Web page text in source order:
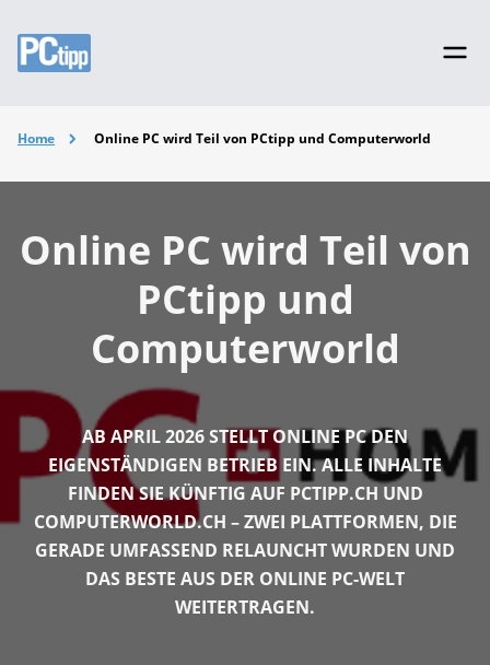
Home Online PC wird Teil von PCtipp und Computerworld
Online PC wird Teil von
PCtipp und
Computerworld
AB APRIL 2026 STELLT ONLINE PC DEN
EIGENSTÄNDIGEN BETRIEB EIN. ALLE INHALTE
FINDEN SIE KÜNFTIG AUF PCTIPP.CH UND
COMPUTERWORLD.CH – ZWEI PLATTFORMEN, DIE
GERADE UMFASSEND RELAUNCHT WURDEN UND
DAS BESTE AUS DER ONLINE PC-WELT
WEITERTRAGEN.